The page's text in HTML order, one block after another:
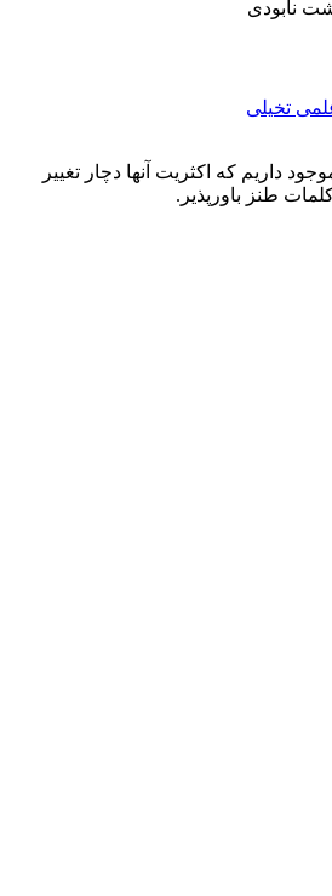
تخیلی
داریم که اکثریت آنها دچار تغییر
طنز باورپذیر.